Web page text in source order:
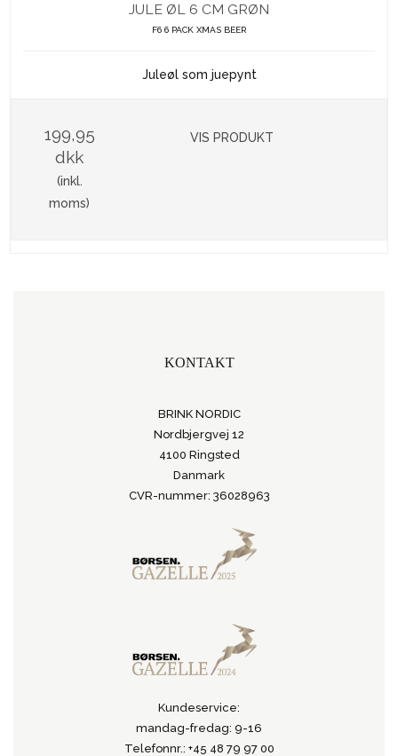
JULE ØL 6 CM GRØN
F6 6 PACK XMAS BEER
Juleøl som juepynt
199,95
dkk
(inkl.
moms)
VIS PRODUKT
KONTAKT
BRINK NORDIC
Nordbjergvej 12
4100 Ringsted
Danmark
CVR-nummer: 36028963
Kundeservice:
mandag-fredag: 9-16
Telefonnr.: +45 48 79 97 00